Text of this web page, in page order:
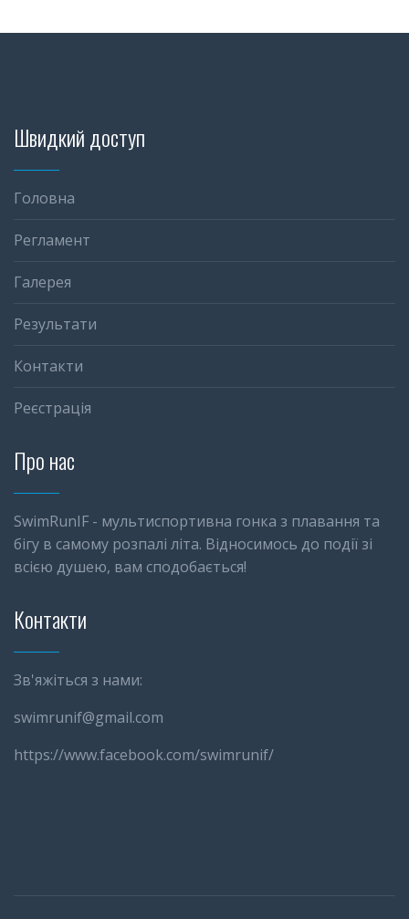
Швидкий доступ
Головна
Регламент
Галерея
Результати
Контакти
Реєстрація
Про нас
SwimRunIF - мультиспортивна гонка з плавання та
бігу в самому розпалі літа. Відносимось до події зі
всією душею, вам сподобається!
Контакти
Зв'яжіться з нами:
swimrunif@gmail.com
https://www.facebook.com/swimrunif/